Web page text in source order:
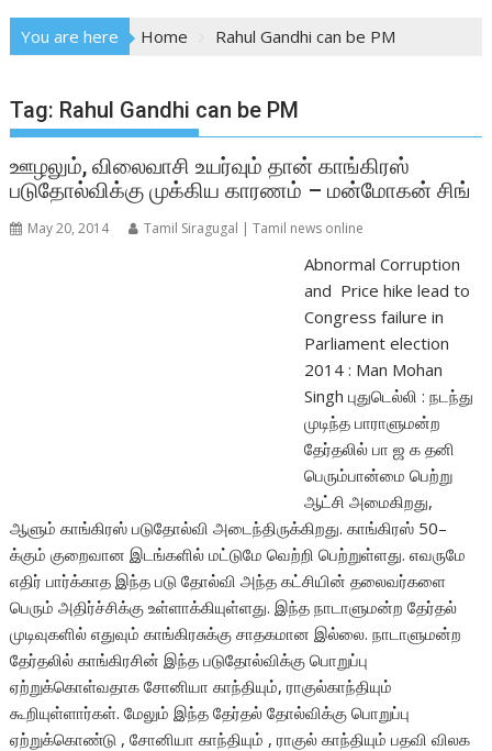
You are here Home Rahul Gandhi can be PM
Tag: Rahul Gandhi can be PM
ஊழலும், விலைவாசி உயர்வும் தான் காங்கிரஸ்
படுதோல்விக்கு முக்கிய காரணம் – மன்மோகன் சிங்
May 20, 2014 Tamil Siragugal | Tamil news online
Abnormal Corruption
and Price hike lead to
Congress failure in
Parliament election
2014 : Man Mohan
Singh புதுடெல்லி : நடந்து
முடிந்த பாராளுமன்ற
தேர்தலில் பா ஜ க தனி
பெரும்பான்மை பெற்று
ஆட்சி அமைகிறது,
ஆளும் காங்கிரஸ் படுதோல்வி அடைந்திருக்கிறது. காங்கிரஸ் 50–
க்கும் குறைவான இடங்களில் மட்டுமே வெற்றி பெற்றுள்ளது. எவருமே
எதிர் பார்க்காத இந்த படு தோல்வி அந்த கட்சியின் தலைவர்களை
பெரும் அதிர்ச்சிக்கு உள்ளாக்கியுள்ளது. இந்த நாடாளுமன்ற தேர்தல்
முடிவுகளில் எதுவும் காங்கிரசுக்கு சாதகமான இல்லை. நாடாளுமன்ற
தேர்தலில் காங்கிரசின் இந்த படுதோல்விக்கு பொறுப்பு
ஏற்றுக்கொள்வதாக சோனியா காந்தியும், ராகுல்காந்தியும்
கூறியுள்ளார்கள். மேலும் இந்த தேர்தல் தோல்விக்கு பொறுப்பு
ஏற்றுக்கொண்டு , சோனியா காந்தியும் , ராகுல் காந்தியும் பதவி விலக